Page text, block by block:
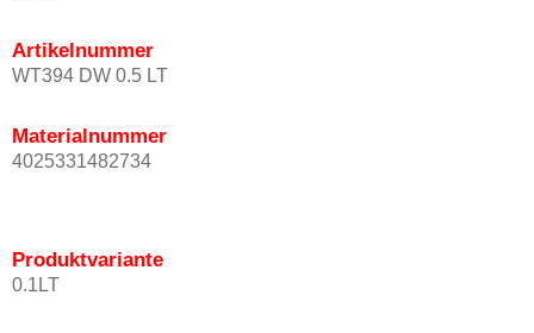
Artikelnummer
WT394 DW 0.5 LT
Materialnummer
4025331482734
Produktvariante
0.1LT